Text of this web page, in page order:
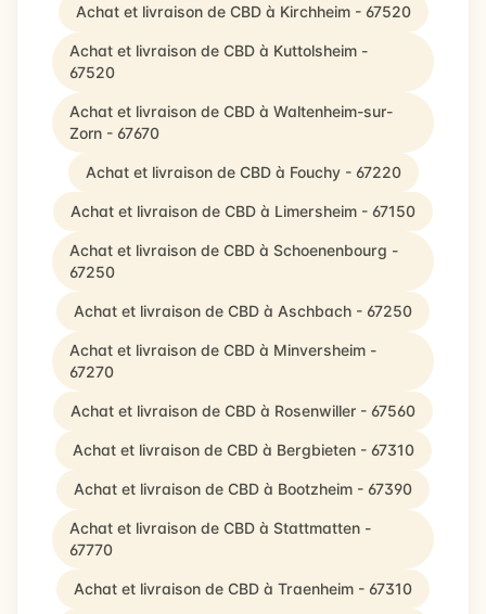
Achat et livraison de CBD à Kirchheim - 67520
Achat et livraison de CBD à Kuttolsheim -
67520
Achat et livraison de CBD à Waltenheim-sur-
Zorn - 67670
Achat et livraison de CBD à Fouchy - 67220
Achat et livraison de CBD à Limersheim - 67150
Achat et livraison de CBD à Schoenenbourg -
67250
Achat et livraison de CBD à Aschbach - 67250
Achat et livraison de CBD à Minversheim -
67270
Achat et livraison de CBD à Rosenwiller - 67560
Achat et livraison de CBD à Bergbieten - 67310
Achat et livraison de CBD à Bootzheim - 67390
Achat et livraison de CBD à Stattmatten -
67770
Achat et livraison de CBD à Traenheim - 67310